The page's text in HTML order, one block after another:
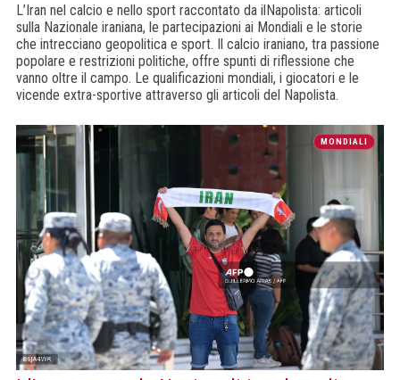
L’Iran nel calcio e nello sport raccontato da ilNapolista: articoli
sulla Nazionale iraniana, le partecipazioni ai Mondiali e le storie
che intrecciano geopolitica e sport. Il calcio iraniano, tra passione
popolare e restrizioni politiche, offre spunti di riflessione che
vanno oltre il campo. Le qualificazioni mondiali, i giocatori e le
vicende extra-sportive attraverso gli articoli del Napolista.
MONDIALI